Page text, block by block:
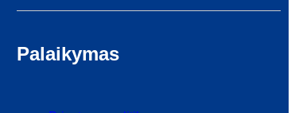
Palaikymas